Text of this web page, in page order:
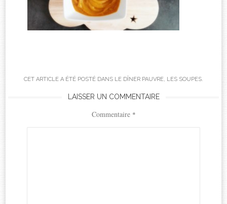
CET ARTICLE A ÉTÉ POSTÉ DANS LE DÎNER PAUVRE LES SOUPES
LAISSER UN COMMENTAIRE
Commentaire *